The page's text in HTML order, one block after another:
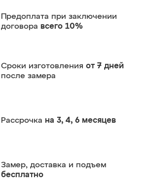
Предоплата при заключении
договора всего 10%
Сроки изготовления от 7 дней
после замера
Рассрочка на 3, 4, 6 месяцев
Замер, доставка и подъем
бесплатно